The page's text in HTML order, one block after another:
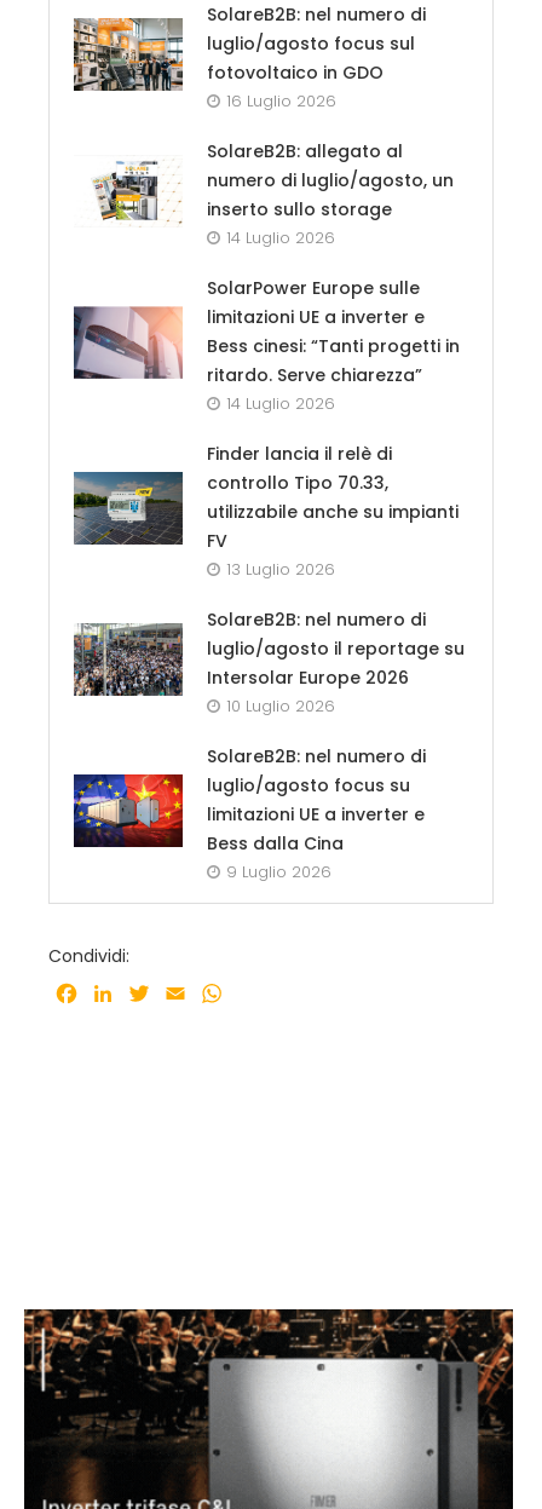
SolareB2B: nel numero di
luglio/agosto focus sul
fotovoltaico in GDO
16 Luglio 2026
SolareB2B: allegato al
numero di luglio/agosto, un
inserto sullo storage
14 Luglio 2026
SolarPower Europe sulle
limitazioni UE a inverter e
Bess cinesi: “Tanti progetti in
ritardo. Serve chiarezza”
14 Luglio 2026
Finder lancia il relè di
controllo Tipo 70.33,
utilizzabile anche su impianti
FV
13 Luglio 2026
SolareB2B: nel numero di
luglio/agosto il reportage su
Intersolar Europe 2026
10 Luglio 2026
SolareB2B: nel numero di
luglio/agosto focus su
limitazioni UE a inverter e
Bess dalla Cina
9 Luglio 2026
Condividi:
Facebook
LinkedInTwitter
Email